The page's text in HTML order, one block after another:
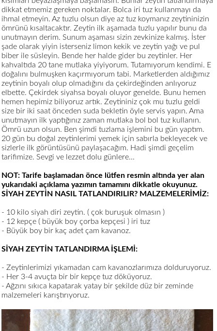
dikkat etmemiz gereken noktalar. Bolca iri tuz kullanmayı da
ihmal etmeyin. Az tuzlu olsun diye az tuz koymanız zeytininizin
ömrünü kısaltacaktır. Zeytin ilk aşamada tuzlu yapılır bunu da
unutmayın derim. Sunum aşaması sizin zevkinize kalmış. İster
şade olarak yiyin isterseniz limon kekik ve zeytin yağı ve pul
biber ile süsleyin. Bende her halde gider bu zeytinler. Her
kahvaltıda 20 tane mutlaka yiyiyorum. Tutamıyorum kendimi. E
doğalını bulmuşken kaçırmıyorum tabi. Marketlerden aldığımız
zeytinin boyalı olup olmadığını da çekirdeğinden anlıyoruz
elbette. Çekirdek siyahsa boyalı oluyor genelde. Bunu hemen
hemen hepimiz biliyoruz artık. Zeytininiz çok mu tuzlu geldi
size bir iki saat önceden suda bekletin öyle servis yapın. Ama
unutmayın ilk yaptığınız zaman mutlaka bol bol tuz kullanın.
Ömrü uzun olsun. Ben şimdi tuzlama işlemini bu gün yaptım.
20 gün bu doğal zeytinlerimi yemek için sabırla bekleyecek ve
sizlerle ilk görüntüsünü paylaşacağım. Hadi şimdi geçelim
tarifimize. Sevgi ve lezzet dolu günlere...
NOT: Tarife başlamadan önce lütfen resmin altında yer alan
yukarıdaki açıklama yazımın tamamını dikkatle okuyunuz.
SİYAH ZEYTİN NASIL TATLANDIRILIR? MALZEMELERİMİZ:
- 10 kilo siyah diri zeytin. ( çok buruşuk olmasın )
- 12 kepçe ( büyük boy çorba kepçesi ) iri tuz
- Büyük boy bir kaç adet çam kavanoz.
SİYAH ZEYTİN TATLANDIRMA İŞLEMİ:
- Zeytinlerimizi yıkamadan cam kavanozlarımıza dolduruyoruz.
- Her 3-4 avuçta bir bir kepçe tuz döküyoruz.
- Ağzını sıkıca kapatarak yatay bir şekilde düz bir zeminde
malzemeleri karıştırıyoruz.